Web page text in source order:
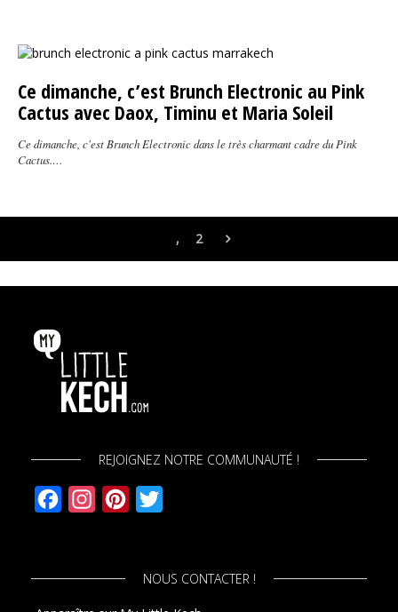
Ce dimanche, c’est Brunch Electronic au Pink
Cactus avec Daox, Timinu et Maria Soleil
Ce dimanche, c'est Brunch Electronic dans le très charmant cadre du Pink
Cactus.…
2
REJOIGNEZ NOTRE COMMUNAUTÉ !
FacebookInstagramPinterest
NOUS CONTACTER !